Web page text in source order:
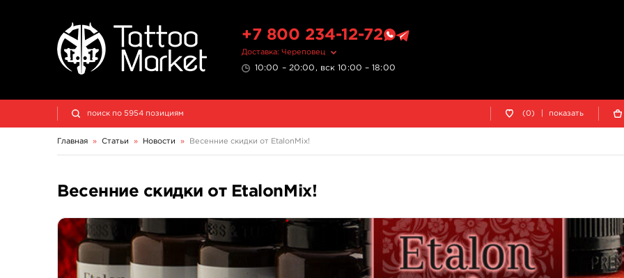
+7 800 234-12-72
Доставка: Череповец
10:00 – 20:00, вск 10:00 – 18:00
(0) показать
Главная » Статьи » Новости » Весенние скидки от EtalonMix!
Весенние скидки от EtalonMix!